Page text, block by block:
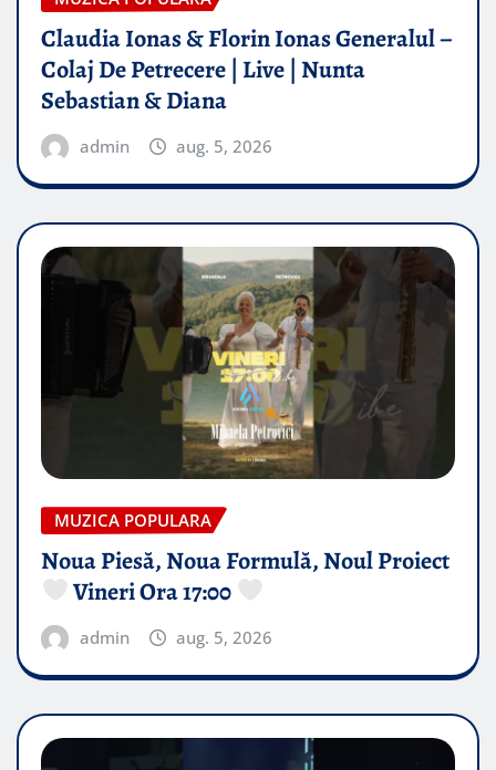
Claudia Ionas & Florin Ionas Generalul –
Colaj De Petrecere | Live | Nunta
Sebastian & Diana
admin aug. 5, 2026
MUZICA POPULARA
Noua Piesă, Noua Formulă, Noul Proiect
Vineri Ora 17:00
admin aug. 5, 2026